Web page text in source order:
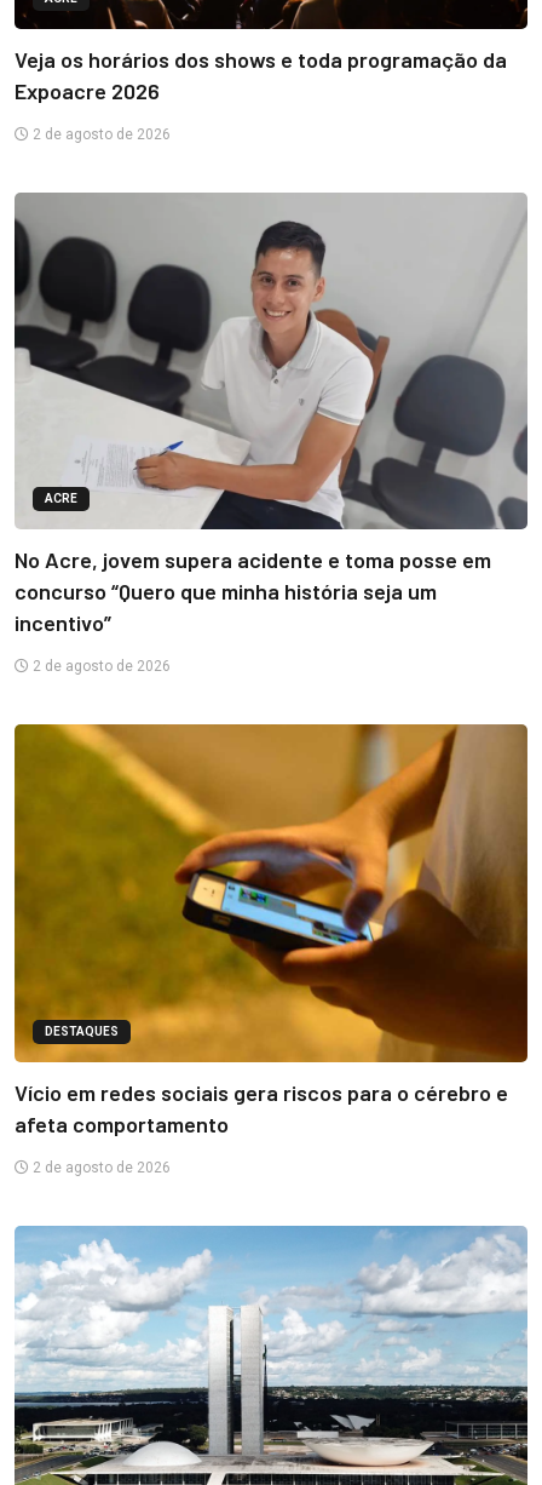
Veja os horários dos shows e toda programação da
Expoacre 2026
2 de agosto de 2026
ACRE
No Acre, jovem supera acidente e toma posse em
concurso “Quero que minha história seja um
incentivo”
2 de agosto de 2026
DESTAQUES
Vício em redes sociais gera riscos para o cérebro e
afeta comportamento
2 de agosto de 2026